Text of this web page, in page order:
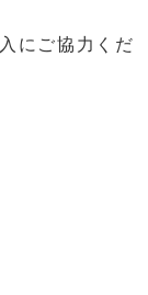
にご協力くだ